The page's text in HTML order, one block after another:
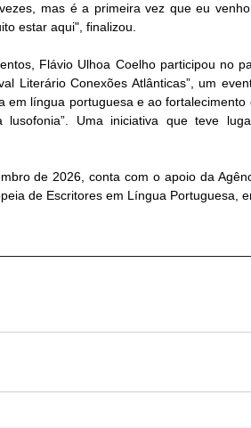
mas é a primeira vez que eu
estar aqui", finalizou.
Flávio Ulhoa Coelho participou no
Literário Conexões Atlânticas”, um
em língua portuguesa e ao
Uma iniciativa que teve
de 2026, conta com o apoio da
de Escritores em Língua Portuguesa,